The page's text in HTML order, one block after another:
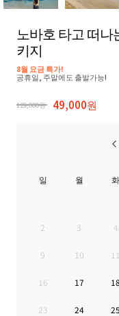
노바호 타고 떠나
키지
8월 요금 특가!
공휴일, 주말에도 출발가능!
129,000원 49,000원
일 월 화
2 3 4
9 10 11
16 17 18
23 24 25